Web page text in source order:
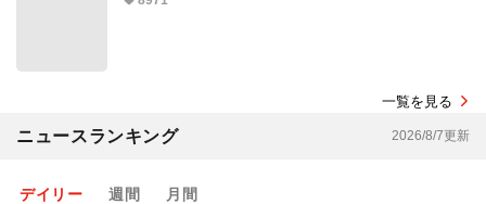
一覧を見る
ニュースランキング 2026/8/7更新
デイリー 週間 月間